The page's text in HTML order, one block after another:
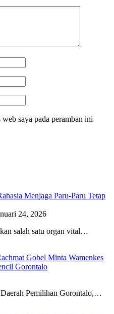
saya pada peramban ini
Menjaga Paru-Paru Tetap
24, 2026
salah satu organ vital…
Gobel Minta Wamenkes
Gorontalo
Pemilihan Gorontalo,…